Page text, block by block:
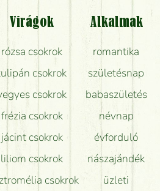
ami a képen van?
szállításáról?
legtovább friss a csokor?
vásárolni boltban?
Virágok
rózsa csokrok
csokrok
csokrok
frézia csokrok
jácint csokrok
liliom csokrok
csokrok
Alkalmak
romantika
születésnap
babaszületés
névnap
évforduló
nászajándék
üzleti